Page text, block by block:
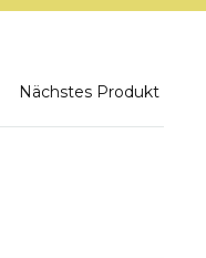
Nächstes Produkt